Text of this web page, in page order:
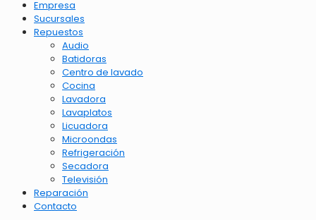
Empresa
Sucursales
Repuestos
Audio
Batidoras
Centro de lavado
Cocina
Lavadora
Lavaplatos
Licuadora
Microondas
Refrigeración
Secadora
Televisión
Reparación
Contacto